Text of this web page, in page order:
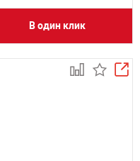
В один клик